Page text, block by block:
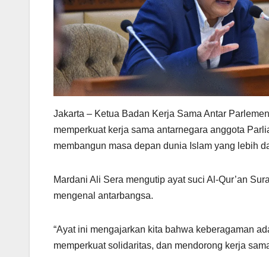
Jakarta – Ketua Badan Kerja Sama Antar
memperkuat kerja sama antarnegara anggota
membangun masa depan dunia Islam yang lebih
Mardani Ali Sera mengutip ayat suci Al-Qur’an
mengenal antarbangsa.
“Ayat ini mengajarkan kita bahwa keberagaman
memperkuat solidaritas, dan mendorong kerja